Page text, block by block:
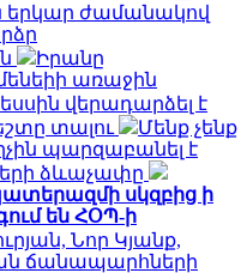
ժամանակով
Իրանը
առաջին
վերադարձել է
տալու
Մենք չենք
պարզաբանել է
ձևաչափը
սկզբից ի
են ՀՕՊ-ի
Նոր Կյանք,
ճանապարհների